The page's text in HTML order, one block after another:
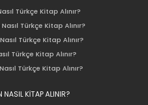
Türkçe Kitap Alınır?
Türkçe Kitap Alınır?
Türkçe Kitap Alınır?
Türkçe Kitap Alınır?
Türkçe Kitap Alınır?
NASIL KİTAP ALINIR?